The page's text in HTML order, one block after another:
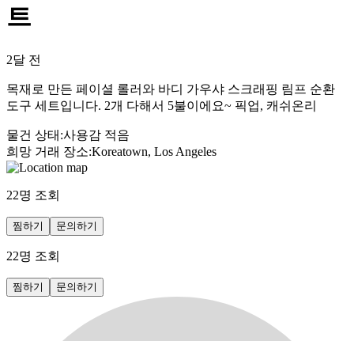
트
2달 전
목재로 만든 페이셜 롤러와 바디 가우샤 스크래핑 림프 순환
도구 세트입니다. 2개 다해서 5불이에요~ 픽업, 캐쉬온리
물건 상태 :사용감 적음
희망 거래 장소:Koreatown, Los Angeles
22명 조회
찜하기 문의하기
22명 조회
찜하기 문의하기